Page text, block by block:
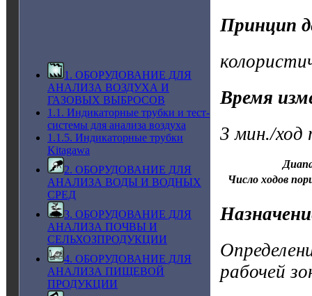
1. ОБОРУДОВАНИЕ ДЛЯ
АНАЛИЗА ВОЗДУХА И
ГАЗОВЫХ ВЫБРОСОВ
1.1. Индикаторные трубки и тест-
системы для анализа воздуха
1.1.5. Индикаторные трубки
Kitagawa
2. ОБОРУДОВАНИЕ ДЛЯ
АНАЛИЗА ВОДЫ И ВОДНЫХ
СРЕД
3. ОБОРУДОВАНИЕ ДЛЯ
АНАЛИЗА ПОЧВЫ И
СЕЛЬХОЗПРОДУКЦИИ
4. ОБОРУДОВАНИЕ ДЛЯ
АНАЛИЗА ПИЩЕВОЙ
ПРОДУКЦИИ
Принцип
Время
3 мин./ход
Число ходов
рабочей